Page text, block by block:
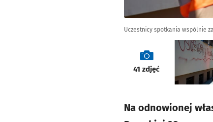
Uczestnicy spotkania wspólnie
galeria
41 zdjęć
Na odnowionej